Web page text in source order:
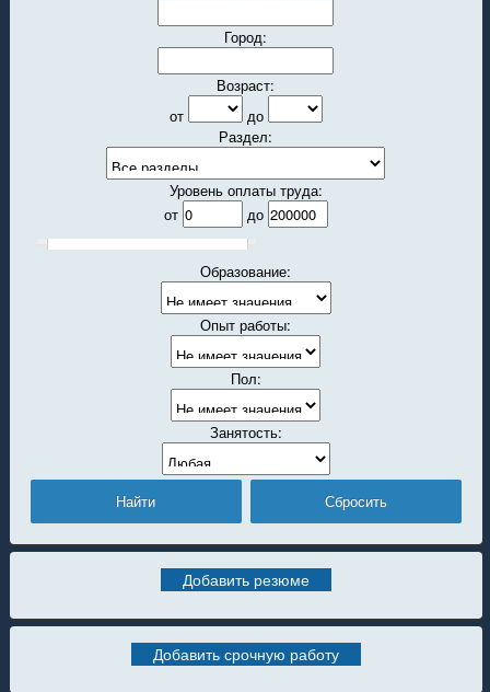
Город:
Возраст:
от
до
Раздел:
Уровень оплаты труда:
от
до
Образование:
Опыт работы:
Пол:
Занятость:
Добавить резюме
Добавить срочную работу